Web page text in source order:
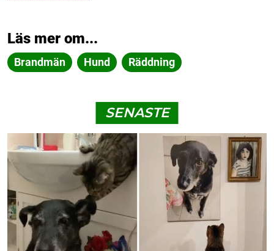
Läs mer om...
Brandmän Hund Räddning
SENASTE